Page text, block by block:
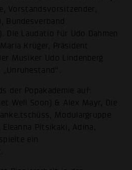
Vorstandsvorsitzender,
Bundesverband
Die Laudatio für Udo Dahmen
Krüger, Präsident
Musiker Udo Lindenberg
der Popakademie auf:
Well Soon) & Alex Mayr, Die
Modulargruppe
Pitsikaki, Adina,
ein